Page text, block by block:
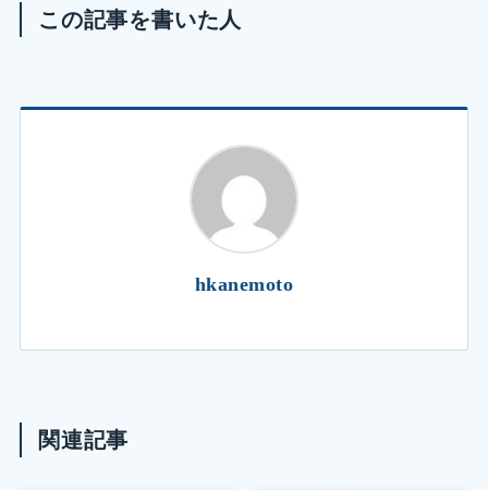
この記事を書いた人
hkanemoto
関連記事